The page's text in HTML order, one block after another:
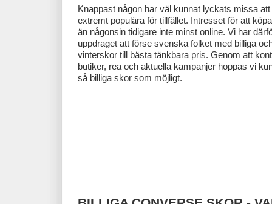
Knappast någon har väl kunnat lyckats missa
extremt populära för tillfället. Intresset för att
än någonsin tidigare inte minst online. Vi har
uppdraget att förse svenska folket med billiga
vinterskor till bästa tänkbara pris. Genom att
butiker, rea och aktuella kampanjer hoppas vi
så billiga skor som möjligt.